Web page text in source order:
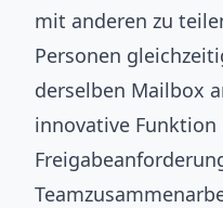
mit anderen zu
Personen
derselben Mailbox
innovative